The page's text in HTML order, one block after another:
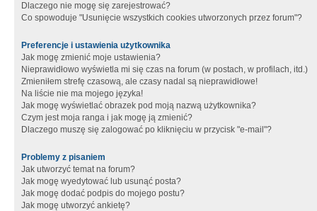
Dlaczego nie mogę się zarejestrować?
Co spowoduje "Usunięcie wszystkich cookies utworzonych przez forum"?
Preferencje i ustawienia użytkownika
Jak mogę zmienić moje ustawienia?
Nieprawidłowo wyświetla mi się czas na forum (w postach, w profilach, itd.)
Zmieniłem strefę czasową, ale czasy nadal są nieprawidłowe!
Na liście nie ma mojego języka!
Jak mogę wyświetlać obrazek pod moją nazwą użytkownika?
Czym jest moja ranga i jak mogę ją zmienić?
Dlaczego muszę się zalogować po kliknięciu w przycisk "e-mail"?
Problemy z pisaniem
Jak utworzyć temat na forum?
Jak mogę wyedytować lub usunąć posta?
Jak mogę dodać podpis do mojego postu?
Jak mogę utworzyć ankietę?